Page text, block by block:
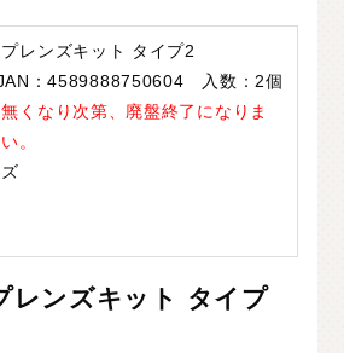
レンズキット タイプ2
：4589888750604 入数：2個
くなり次第、廃盤終了になりま
。
レンズキット タイプ